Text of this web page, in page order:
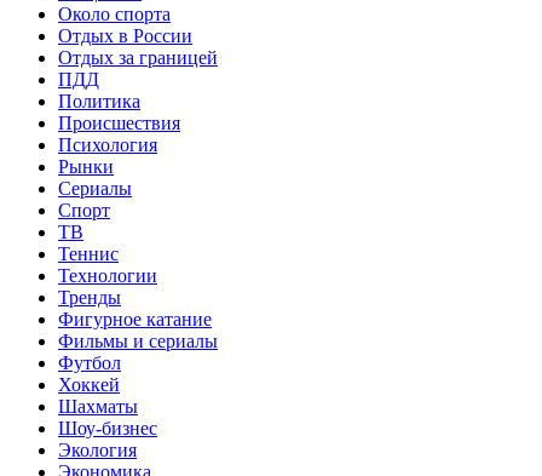
Около спорта
Отдых в России
Отдых за границей
ПДД
Политика
Происшествия
Психология
Рынки
Сериалы
Спорт
ТВ
Теннис
Технологии
Тренды
Фигурное катание
Фильмы и сериалы
Футбол
Хоккей
Шахматы
Шоу-бизнес
Экология
Экономика